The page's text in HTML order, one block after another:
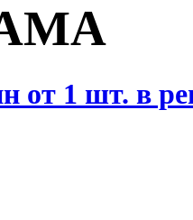
от 1 шт. в